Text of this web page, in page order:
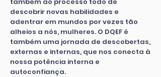
descobrir novas habilidades e
adentrar em mundos por vezes tão
alheios a nós, mulheres. O DQEF é
também uma jornada de descobertas,
externas e internas, que nos conecta à
nossa potência interna e
autoconfiança.